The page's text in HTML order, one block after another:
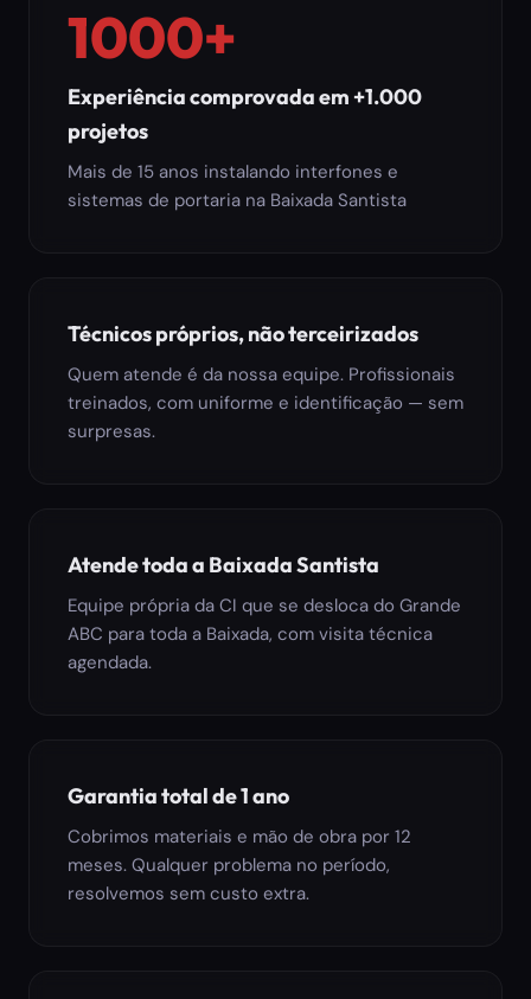
1000+
Experiência comprovada em +1.000
projetos
Mais de 15 anos instalando interfones e
sistemas de portaria na Baixada Santista
Técnicos próprios, não terceirizados
Quem atende é da nossa equipe. Profissionais
treinados, com uniforme e identificação — sem
surpresas.
Atende toda a Baixada Santista
Equipe própria da CI que se desloca do Grande
ABC para toda a Baixada, com visita técnica
agendada.
Garantia total de 1 ano
Cobrimos materiais e mão de obra por 12
meses. Qualquer problema no período,
resolvemos sem custo extra.